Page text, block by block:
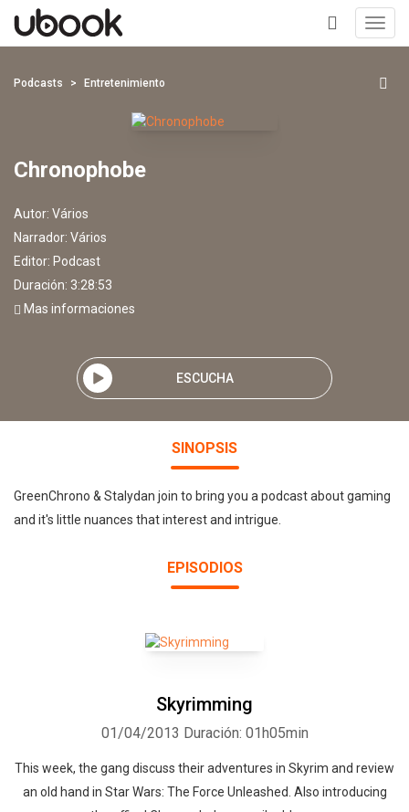
+
Podcasts Entretenimiento
Chronophobe
Autor: Vários
Narrador: Vários
Editor: Podcast
Duración: 3:28:53
Mas informaciones
ESCUCHA
SINOPSIS
GreenChrono & Stalydan join to bring you a podcast about gaming
and it's little nuances that interest and intrigue.
EPISODIOS
Skyrimming
01/04/2013 Duración: 01h05min
This week, the gang discuss their adventures in Skyrim and review
an old hand in Star Wars: The Force Unleashed. Also introducing